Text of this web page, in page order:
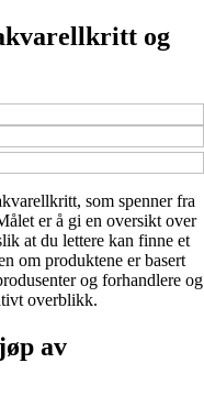
og
som spenner fra
er å gi en oversikt over
at du lettere kan finne et
om produktene er basert
og forhandlere og
overblikk.
av